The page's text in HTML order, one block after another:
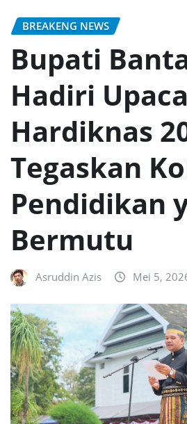
BREAKENG NEWS
Bupati
Hadiri
Hardiknas
Tegaskan
Pendidikan
Bermutu
Asruddin Azis Mei 5,